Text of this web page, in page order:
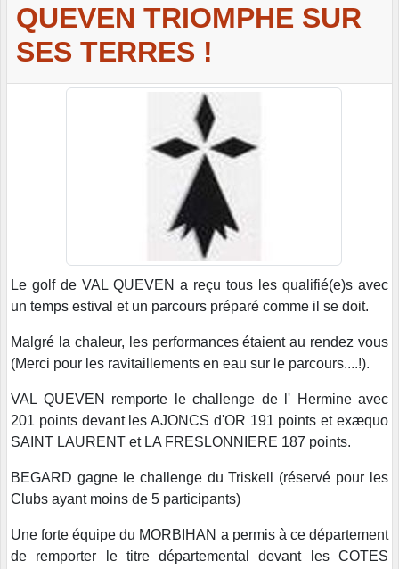
QUEVEN TRIOMPHE SUR
SES TERRES !
Le golf de VAL QUEVEN a reçu tous les qualifié(e)s avec
un temps estival et un parcours préparé comme il se doit.
Malgré la chaleur, les performances étaient au rendez vous
(Merci pour les ravitaillements en eau sur le parcours....!).
VAL QUEVEN remporte le challenge de l' Hermine avec
201 points devant les AJONCS d'OR 191 points et exæquo
SAINT LAURENT et LA FRESLONNIERE 187 points.
BEGARD gagne le challenge du Triskell (réservé pour les
Clubs ayant moins de 5 participants)
Une forte équipe du MORBIHAN a permis à ce département
de remporter le titre départemental devant les COTES